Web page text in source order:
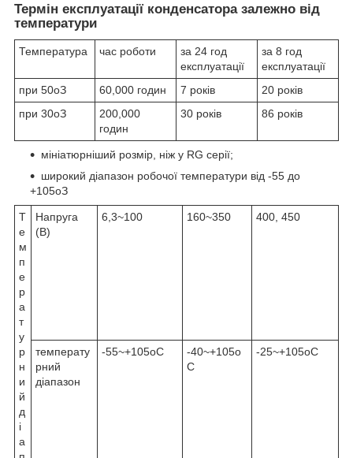
Термін експлуатації конденсатора залежно від
температури
Температура час роботи
за 24 год
експлуатації
за 8 год
експлуатації
при 50оЗ 60,000 годин 7 років
20 років
при 30оЗ
200,000
годин
30 років 86 років
мініатюрніший розмір, ніж у RG серії;
широкий діапазон робочої температури від -55 до
+105оЗ
Т
е
м
п
е
р
а
т
у
р
н
и
й
д
і
а
Напруга
(В)
6,3~100 160~350 400, 450
температу
рний
діапазон
-55~+105oC -40~+105o
C
-25~+105oC